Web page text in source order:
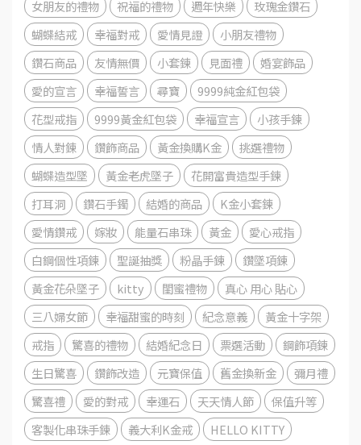
女朋友的禮物
祝福的禮物 週年快樂
玫瑰金鑽石
蝴蝶結戒
幸福對戒 愛情見證
小朋友禮物
鑽石商品
友情無價 小套鍊 見面禮
婚宴飾品
愛的宣言
幸福誓言 尋寶
9999純金紅包袋
花型戒指
9999黃金紅包袋 幸福宣言
小孩手鍊
情人對鍊
鑽飾商品 黃金換購K金
挑選禮物
蝴蝶造型墜
黃金老虎墜子
花開富貴造型手鍊
打耳洞
鑽石手鐲 結婚的商品
K金小套鍊
愛情鑽戒
嫁妝 能量石串珠 黃金
愛心戒指
白鋼個性項鍊
聖誕抽獎 粉晶手鍊
鑽墜項鍊
黃金花朵墜子
kitty 閨蜜禮物
真心 用心 貼心
三八婦女節
幸福甜蜜的時刻 紀念意義
黃金十字架
戒指
驚喜的禮物 結婚紀念日 票選活動
鋼飾項鍊
生日驚喜
鑽飾改造 元寶保值 舊金換新金
彌月禮
驚喜禮
愛的對戒 幸運石 天天情人節
保值升等
客製化串珠手鍊
義大利K金戒
HELLO KITTY